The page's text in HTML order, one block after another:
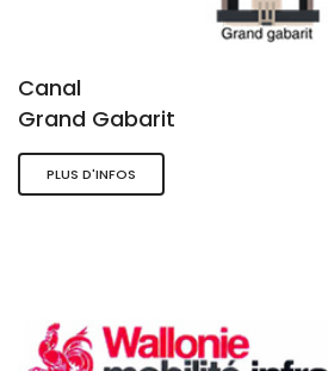
Canal
Grand Gabarit
PLUS D'INFOS